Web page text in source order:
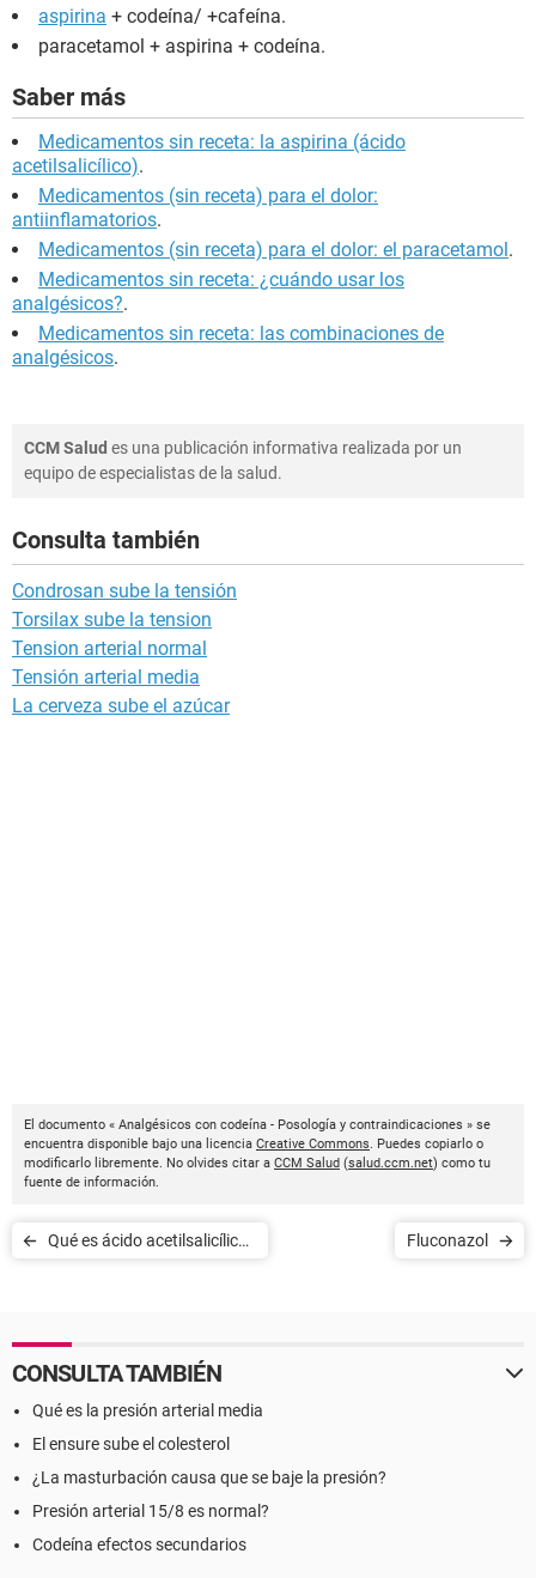
aspirina + codeína/ +cafeína.
paracetamol + aspirina + codeína.
Saber más
Medicamentos sin receta: la aspirina (ácido
acetilsalicílico).
Medicamentos (sin receta) para el dolor:
antiinflamatorios.
Medicamentos (sin receta) para el dolor: el paracetamol .
Medicamentos sin receta: ¿cuándo usar los
analgésicos?.
Medicamentos sin receta: las combinaciones de
analgésicos.
CCM Salud es una publicación informativa realizada por un
equipo de especialistas de la salud.
Consulta también
Condrosan sube la tensión
Torsilax sube la tension
Tension arterial normal
Tensión arterial media
La cerveza sube el azúcar
El documento « Analgésicos con codeína - Posología y contraindicaciones » se
encuentra disponible bajo una licencia Creative Commons. Puedes copiarlo o
modificarlo libremente. No olvides citar a CCM Salud (salud.ccm.net) como tu
fuente de información.
Qué es ácido acetilsalicílico
Fluconazol
CONSULTA TAMBIÉN
Qué es la presión arterial media
El ensure sube el colesterol
¿La masturbación causa que se baje la presión?
Presión arterial 15/8 es normal?
Codeína efectos secundarios